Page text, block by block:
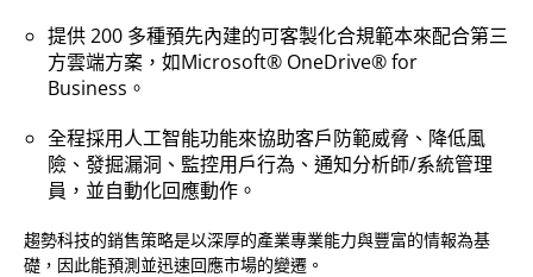
提供 200 多種預先內建的可客製化合規範本來配合第三
方雲端方案，如Microsoft® OneDrive® for
Business。
全程採用人工智能功能來協助客戶防範威脅、降低風
險、發掘漏洞、監控用戶行為、通知分析師/系統管理
員，並自動化回應動作。
趨勢科技的銷售策略是以深厚的產業專業能力與豐富的情報為基
礎，因此能預測並迅速回應市場的變遷。